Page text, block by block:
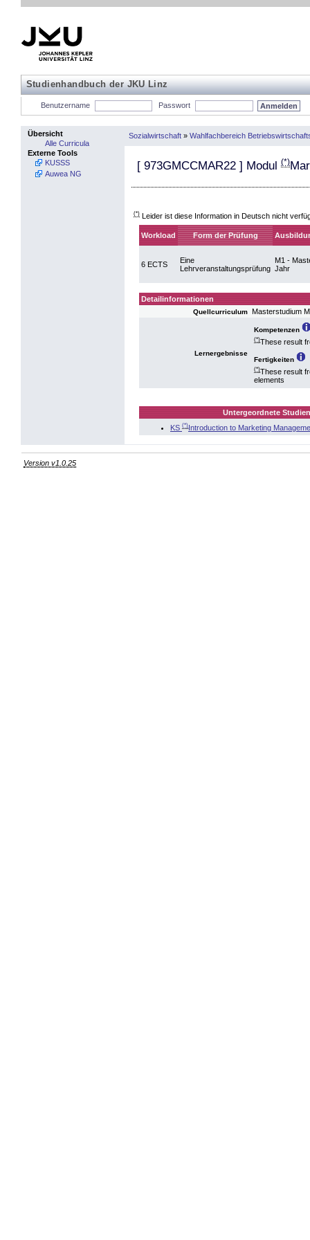
Studienhandbuch der JKU Linz
Benutzername Passwort
Übersicht
Alle Curricula
Externe Tools
KUSSS
Auwea NG
Sozialwirtschaft » Wahlfachbereich
[ 973GMCCMAR22 ] Modul (*)
(*) Leider ist diese Information in Deutsch nicht
Workload Form der Prüfung
6 ECTS
Eine
Lehrveranstaltungsprüfung
M1 -
Jahr
Detailinformationen
Quellcurriculum Masterstudium
Lernergebnisse
Kompetenzen
(*)These result
Fertigkeiten
(*)These result
elements
Untergeordnete
KS (*)Introduction to Marketing
Version v1.0.25